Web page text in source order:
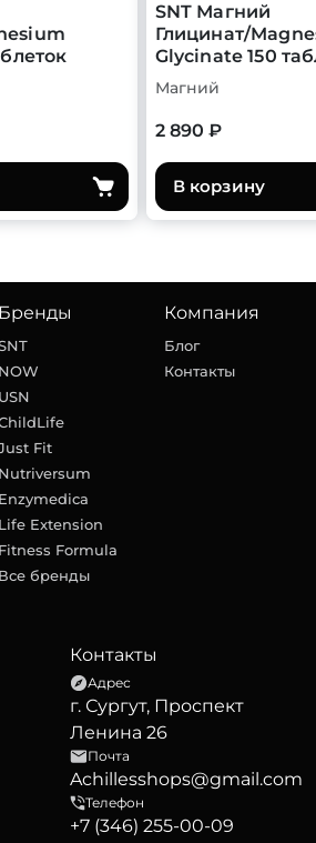
SNT Магний
Глицинат/
Glycinate 150
Магний
2 890 ₽
В корзину
Бренды
NOW
USN
Fit
Nutriversum
Enzymedica
Life Extension
Fitness Formula
Все бренды
Компания
Блог
Контакты
Контакты
Адрес
г. Сургут, Проспект
Ленина 26
Почта
Achillesshops@gmail.com
Телефон
+7 (346) 255-00-09